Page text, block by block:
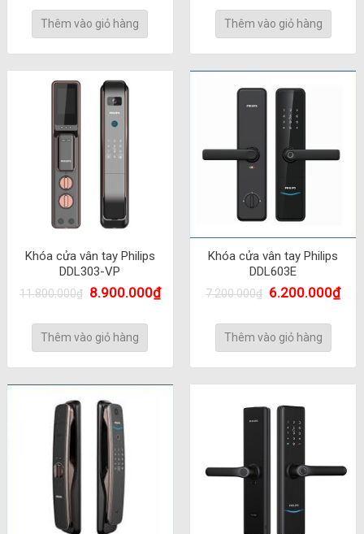
Thêm vào giỏ hàng Thêm vào giỏ hàng
Khóa cửa vân tay Philips
DDL303-VP
11.800.000₫ 8.900.000₫
Thêm vào giỏ hàng
Khóa cửa vân tay Philips
DDL603E
7.200.000₫ 6.200.000₫
Thêm vào giỏ hàng